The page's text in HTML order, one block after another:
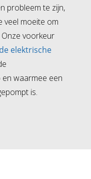
probleem te zijn,
veel moeite om
voorkeur
elektrische
waarmee een
is.